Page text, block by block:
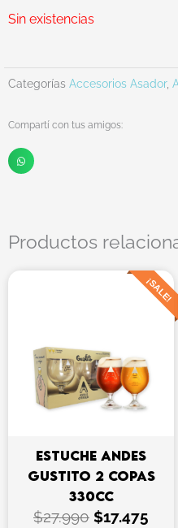
Sin existencias
Categorías Accesorios Asador,
Compartí con tus amigos:
Productos
ESTUCHE ANDES
GUSTITO 2 COPAS
330CC
$27.990
$27.990.
$17.475
El
¡SALE!